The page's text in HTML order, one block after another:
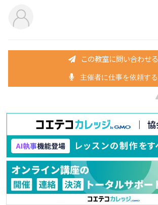
この教室に問い合わせる
主催者に仕事を依頼する